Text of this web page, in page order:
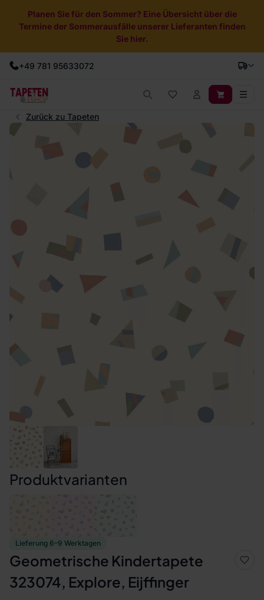
Planen Sie für den Sommer? Eine Übersicht über die
Termine der Sommerausfälle unserer Lieferanten finden
Sie hier.
+49 781 95633072
Zurück zu Tapeten
Lieferung 6–9 Werktagen
Geometrische Kindertapete
323074, Explore, Eijffinger
Produktvarianten